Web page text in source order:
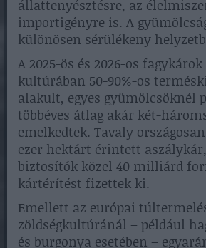
állattenyésztésre, az
importigényre is. A
különösen sérülékeny
A 2025-ös és 2026-os
kultúrában 50-90%-os
alakult, egyes gyümölcsöknél
többéves átlag akár két-
emelkedtek. Tavaly
ezer hektárt érintett
biztosítók közel 40 milliárd
kártérítést fizettek ki.
Emellett az európai
zöldségkultúránál – például
és burgonya esetében –